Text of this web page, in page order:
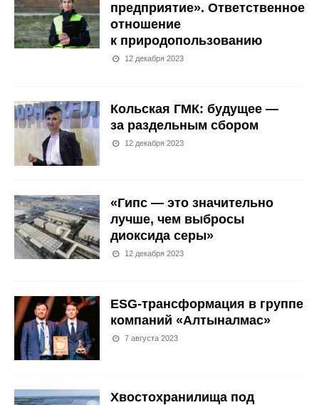
предприятие». Ответственное
отношение
к природопользованию
12 декабря 2023
Кольская ГМК: будущее —
за раздельным сбором
12 декабря 2023
«Гипс — это значительно
лучше, чем выбросы
диоксида серы»
12 декабря 2023
ESG-трансформация в группе
компаний «Алтыналмас»
7 августа 2023
Хвостохранилища под